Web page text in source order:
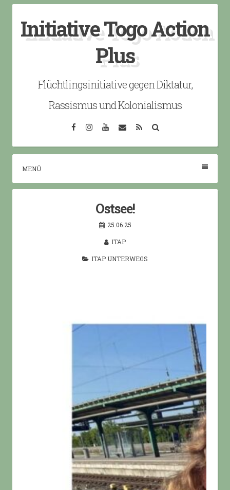
content
Initiative Togo Action
Plus
Flüchtlingsinitiative gegen Diktatur,
Rassismus und Kolonialismus
FacebookInstagramYouTube
EmailRSS
MENÜ
Ostsee!
25.06.25
ITAP
ITAP UNTERWEGS